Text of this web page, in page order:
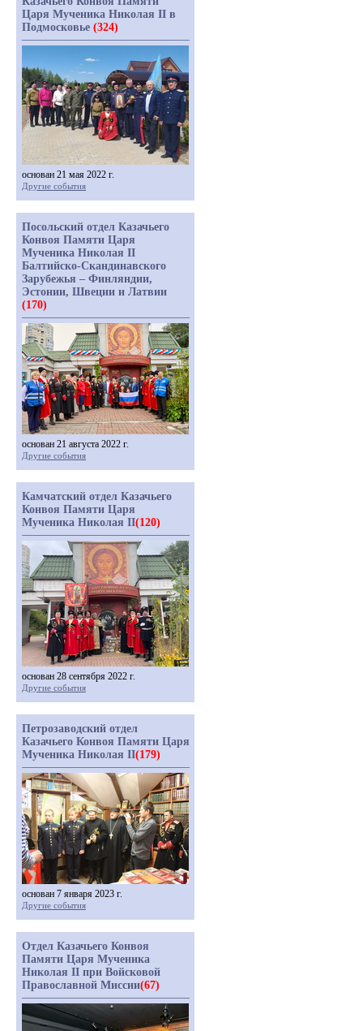
Царя Мученика Николая II в
Подмосковье (324)
основан 21 мая 2022 г.
Другие события
Посольский отдел Казачьего
Конвоя Памяти Царя
Мученика Николая II
Балтийско-Скандинавского
Зарубежья – Финляндии,
Эстонии, Швеции и Латвии
(170)
основан 21 августа 2022 г.
Другие события
Камчатский отдел Казачьего
Конвоя Памяти Царя
Мученика Николая II(120)
основан 28 сентября 2022 г.
Другие события
Петрозаводский отдел
Казачьего Конвоя Памяти Царя
Мученика Николая II(179)
основан 7 января 2023 г.
Другие события
Отдел Казачьего Конвоя
Памяти Царя Мученика
Николая II при Войсковой
Православной Миссии(67)